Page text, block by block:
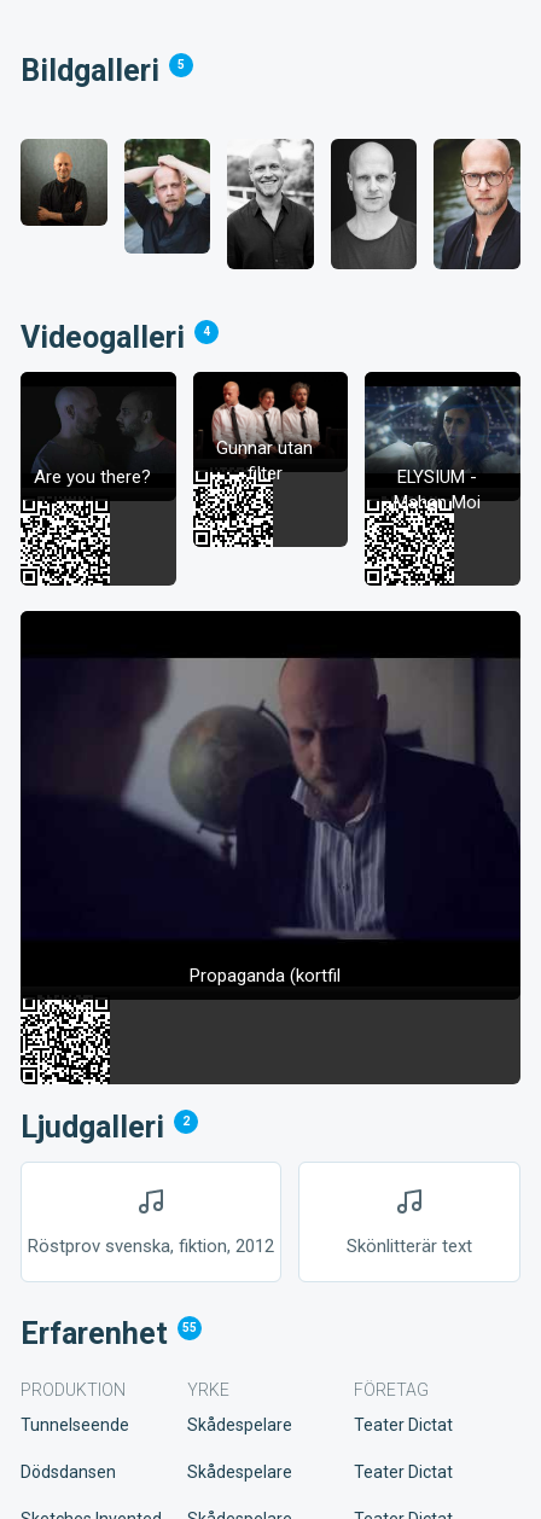
Erfarenhet 55
PRODUKTION YRKE
FÖRETAG
Tunnelseende
Skådespelare Teater Dictat
Dödsdansen Skådespelare Teater Dictat
Bildgalleri 5
Videogalleri 4
Are you there?
Gunnar utan
filter
ELYSIUM -
Mahan Moi
Propaganda (kortfil
Ljudgalleri 2
Röstprov svenska, fiktion, 2012 Skönlitterär text